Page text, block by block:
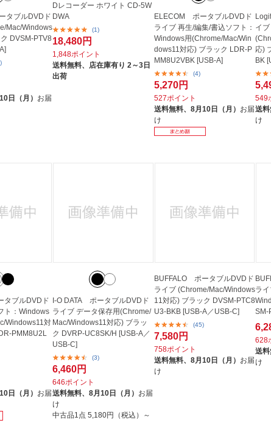
タブルDVDド
Mac/Windows
DVSM-PTV8
日（月） お届
Dレコーダー ホワイト CD-5W
DWA
(1)
18,480円
1,848ポイント
送料無料、 店在庫有り 2～3日
出荷
ELECOM ポータブルDVDド
ライブ 再生/編集/書込ソフト：
Windows用(Chrome/Mac/Win
dows11対応) ブラック LDR-P
MM8U2VBK [USB-A]
(4)
5,270円
527ポイント
送料無料、 8月10日（月） お届
け
イ
応)
BK
549
送
け
ブルDVDド
ト：Windows
Windows11対
PMM8U2L
日（月） お届
I-O DATA ポータブルDVDド
ライブ データ保存用(Chrome/
Mac/Windows11対応) ブラッ
ク DVRP-UC8SK/H [USB-A／
USB-C]
(3)
6,460円
646ポイント
送料無料、8月10日（月） お届
け
中古品1点5,180円（税込）～
BUFFALO ポータブルDVDド
ライブ (Chrome/Mac/Windows
11対応) ブラック DVSM-PTC8
U3-BKB [USB-A／USB-C]
(45)
7,580円
758ポイント
送料無料、 8月10日（月） お届
け
ラ
SM-
628
送
け